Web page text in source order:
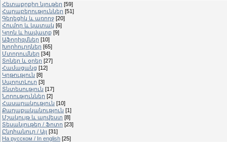
Հետաքրքիր նյութեր [59]
Հարաբերություններ [51]
Գեղեցիկ և առողջ [20]
Հումոր և կատակ [6]
Կրոն և հավատք [9]
Աֆորիզմներ [10]
Խորհուրդներ [65]
Մտորումներ [34]
Տոներ և օրեր [27]
Համացանց [12]
Կրթություն [8]
ՍպորտԼուր [3]
Տնտեսություն [17]
Նորություններ [2]
Հասարակություն [10]
Քաղաքականություն [1]
Մշակույթ և արվեստ [8]
Տեսանյութեր / Ֆոտո [23]
Ընդհանուր / Այլ [31]
На русском / In english [25]